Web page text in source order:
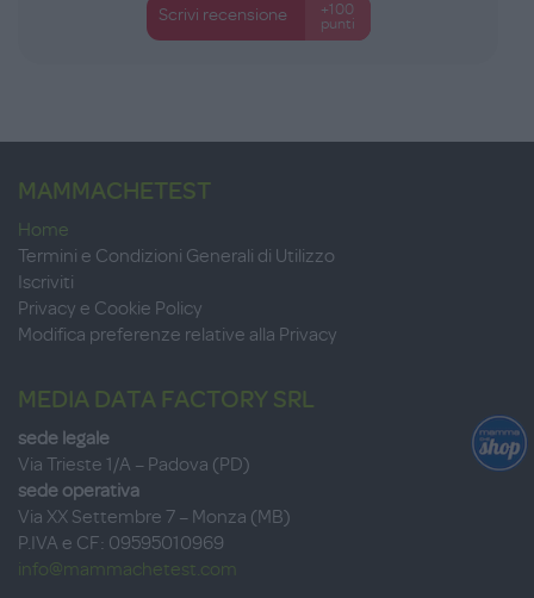
Scrivi recensione
+100
punti
MAMMACHETEST
Home
Termini e Condizioni Generali di Utilizzo
Iscriviti
Privacy e Cookie Policy
Modifica preferenze relative alla Privacy
MEDIA DATA FACTORY SRL
sede legale
Via Trieste 1/A – Padova (PD)
sede operativa
Via XX Settembre 7 – Monza (MB)
P.IVA e CF: 09595010969
info@mammachetest.com